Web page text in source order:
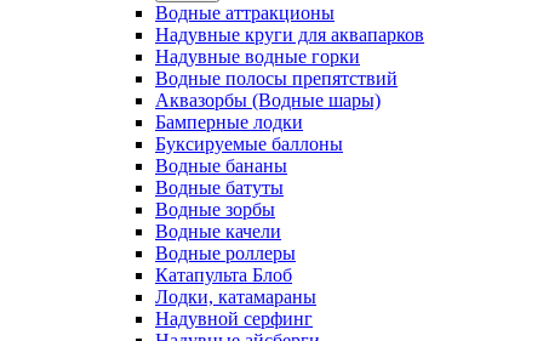
Водные аттракционы
Надувные круги для аквапарков
Надувные водные горки
Водные полосы препятствий
Аквазорбы (Водные шары)
Бамперные лодки
Буксируемые баллоны
Водные бананы
Водные батуты
Водные зорбы
Водные качели
Водные роллеры
Катапульта Блоб
Лодки, катамараны
Надувной серфинг